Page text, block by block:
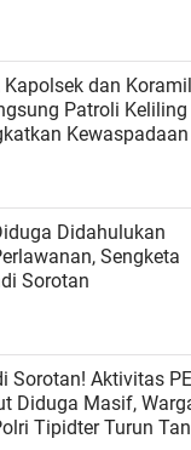
Kapolsek dan Koramil
Patroli Keliling
Kewaspadaan
Didahulukan
Sengketa
Sorotan
Sorotan! Aktivitas
Diduga Masif,
Tipidter Turun